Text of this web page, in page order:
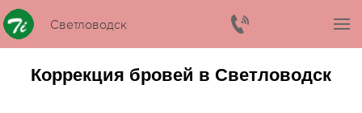
Светловодск
Коррекция бровей в Светловодск